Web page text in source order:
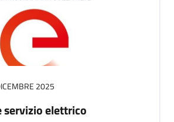
2025
elettrico